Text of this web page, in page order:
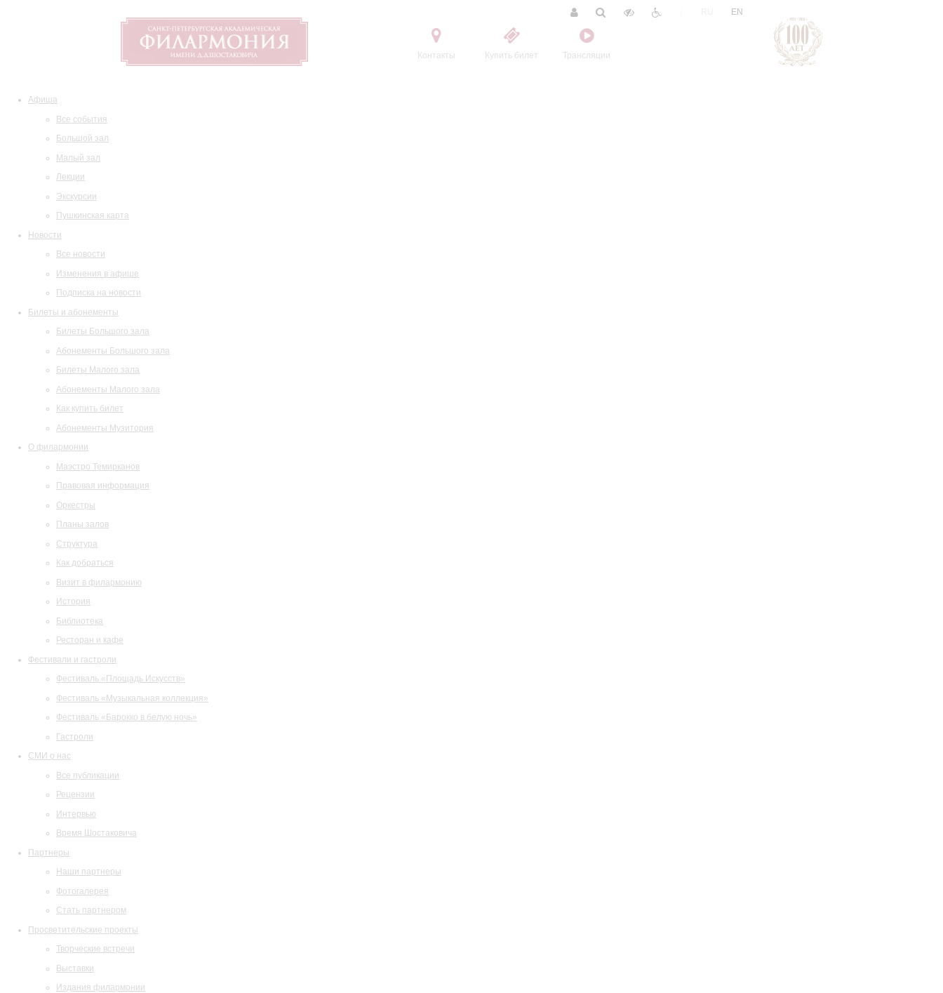
Контакты Купить билет Трансляции
EN
Афиша
Все события
Большой зал
Малый зал
Лекции
Экскурсии
Пушкинская карта
Новости
Все новости
Изменения в афише
Подписка на новости
Билеты и абонементы
Билеты Большого зала
Абонементы Большого зала
Билеты Малого зала
Абонементы Малого зала
Как купить билет
Абонементы Музитория
О филармонии
Маэстро Темирканов
Правовая информация
Оркестры
Планы залов
Структура
Как добраться
Визит в филармонию
История
Библиотека
Ресторан и кафе
Фестивали и гастроли
Фестиваль «Площадь Искусств»
Фестиваль «Музыкальная коллекция»
Фестиваль «Барокко в белую ночь»
Гастроли
СМИ о нас
Все публикации
Рецензии
Интервью
Время Шостаковича
Партнеры
Наши партнеры
Фотогалерея
Стать партнером
Просветительские проекты
Творческие встречи
Выставки
Издания филармонии